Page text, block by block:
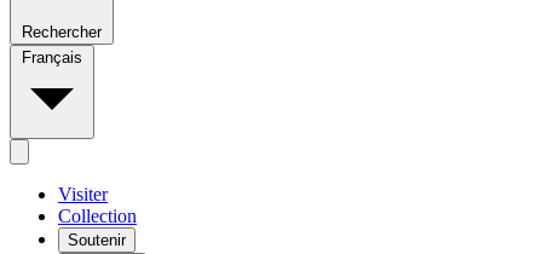
Rechercher
Français
Visiter
Collection
Soutenir